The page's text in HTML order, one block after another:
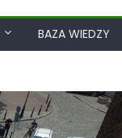
BAZA WIEDZY